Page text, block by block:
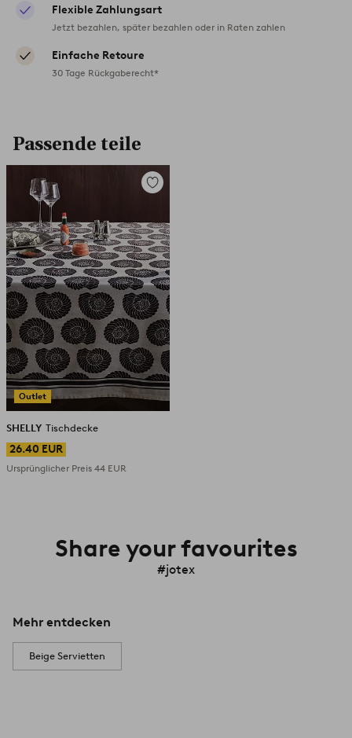
Flexible Zahlungsart
Jetzt bezahlen, später bezahlen oder in Raten zahlen
Einfache Retoure
30 Tage Rückgaberecht*
Passende teile
Outlet
Zu
SHELLY Tischdecke
26.40 EUR
Ursprünglicher Preis 44 EUR
Share your favourites
#jotex
Mehr entdecken
Beige Servietten